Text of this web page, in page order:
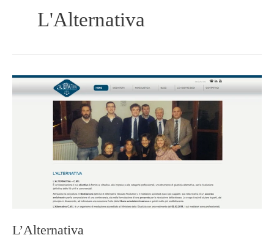
L'Alternativa
L’Alternativa